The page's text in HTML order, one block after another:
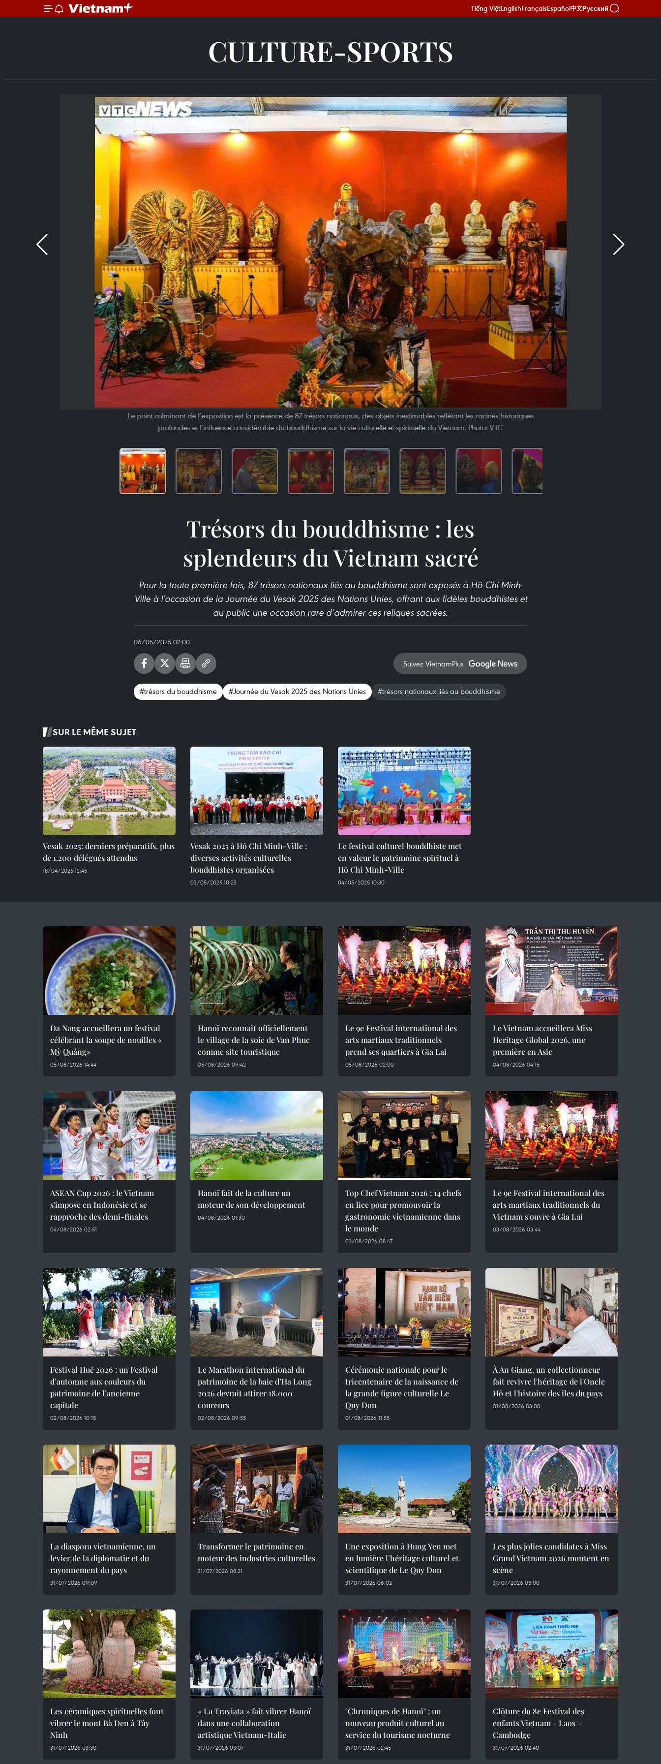
Tiếng ViệtEnglishFrançaisEspañol中文Русский
CULTURE-SPORTS
Le point culminant de l’exposition est la présence de 87 trésors nationaux, des objets inestimables reflétant les racines historiques
profondes et l’influence considérable du bouddhisme sur la vie culturelle et spirituelle du Vietnam. Photo: VTC
Trésors du bouddhisme : les
splendeurs du Vietnam sacré
Pour la toute première fois, 87 trésors nationaux liés au bouddhisme sont exposés à Hô Chi Minh-
Ville à l’occasion de la Journée du Vesak 2025 des Nations Unies, offrant aux fidèles bouddhistes et
au public une occasion rare d’admirer ces reliques sacrées.
06/05/2025 02:00
Suivez VietnamPlus
#trésors du bouddhisme #Journée du Vesak 2025 des Nations Unies #trésors nationaux liés au bouddhisme
SUR LE MÊME SUJET
Vesak 2025: derniers préparatifs, plus
de 1.200 délégués attendus
18/04/2025 12:45
Vesak 2025 à Hô Chi Minh-Ville :
diverses activités culturelles
bouddhistes organisées
03/05/2025 10:23
Le festival culturel bouddhiste met
en valeur le patrimoine spirituel à
Hô Chi Minh-Ville
04/05/2025 10:30
Da Nang accueillera un festival
célébrant la soupe de nouilles «
Mỳ Quảng»
05/08/2026 14:44
Hanoï reconnaît officiellement
le village de la soie de Van Phuc
comme site touristique
05/08/2026 09:42
Le 9e Festival international des
arts martiaux traditionnels
prend ses quartiers à Gia Lai
05/08/2026 02:00
Le Vietnam accueillera Miss
Heritage Global 2026, une
première en Asie
04/08/2026 04:15
ASEAN Cup 2026 : le Vietnam
s'impose en Indonésie et se
rapproche des demi-finales
04/08/2026 02:51
Hanoï fait de la culture un
moteur de son développement
04/08/2026 01:30
Top Chef Vietnam 2026 : 14 chefs
en lice pour promouvoir la
gastronomie vietnamienne dans
le monde
03/08/2026 08:47
Le 9e Festival international des
arts martiaux traditionnels du
Vietnam s'ouvre à Gia Lai
03/08/2026 03:44
Festival Huê 2026 : un Festival
d’automne aux couleurs du
patrimoine de l’ancienne
capitale
02/08/2026 10:15
Le Marathon international du
patrimoine de la baie d’Ha Long
2026 devrait attirer 18.000
coureurs
02/08/2026 09:55
Cérémonie nationale pour le
tricentenaire de la naissance de
la grande figure culturelle Le
Quy Don
01/08/2026 11:55
À An Giang, un collectionneur
fait revivre l'héritage de l'Oncle
Hô et l'histoire des îles du pays
01/08/2026 03:00
La diaspora vietnamienne, un
levier de la diplomatie et du
rayonnement du pays
31/07/2026 09:09
Transformer le patrimoine en
moteur des industries culturelles
31/07/2026 08:21
Une exposition à Hung Yen met
en lumière l’héritage culturel et
scientifique de Le Quy Don
31/07/2026 06:02
Les plus jolies candidates à Miss
Grand Vietnam 2026 montent en
scène
31/07/2026 05:00
Les céramiques spirituelles font
vibrer le mont Bà Den à Tây
Ninh
31/07/2026 03:30
« La Traviata » fait vibrer Hanoï
dans une collaboration
artistique Vietnam-Italie
31/07/2026 03:07
"Chroniques de Hanoï" : un
nouveau produit culturel au
service du tourisme nocturne
31/07/2026 02:45
Clôture du 8e Festival des
enfants Vietnam - Laos -
Cambodge
31/07/2026 02:40